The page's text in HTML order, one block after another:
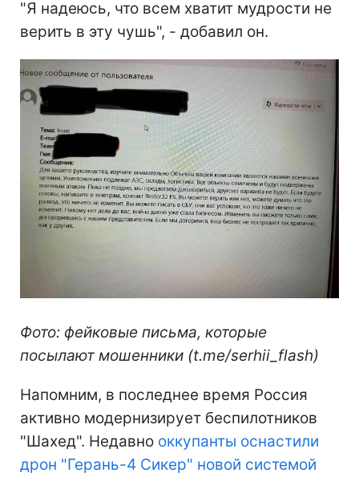
"Я надеюсь, что всем хватит мудрости не
верить в эту чушь", - добавил он.
Фото: фейковые письма, которые
посылают мошенники (t.me/serhii_flash)
Напомним, в последнее время Россия
активно модернизирует беспилотников
"Шахед". Недавно оккупанты оснастили
дрон "Герань-4 Сикер" новой системой